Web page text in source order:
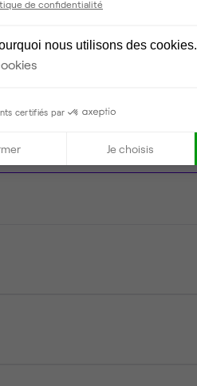
de confidentialité
nous utilisons des cookies.
certifiés par
Je choisis